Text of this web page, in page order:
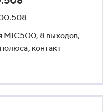
MIC500, 8 выходов,
контакт